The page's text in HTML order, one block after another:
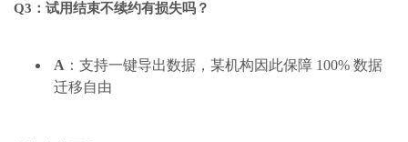
Q3：试用结束不续约有损失吗？
A ：支持一键导出数据，某机构因此保障 100% 数据
迁移自由